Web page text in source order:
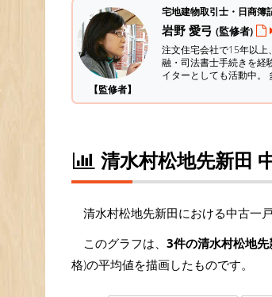
【監修者】
宅地建物取引士・日商簿
岩野 愛弓 (監修者)
注文住宅会社で15年以
融・司法書士手続きを経
イターとしても活動中。
清水村松地先新田
清水村松地先新田における中古一
このグラフは、 3件の清水村松地
格)の平均値を描画したものです。